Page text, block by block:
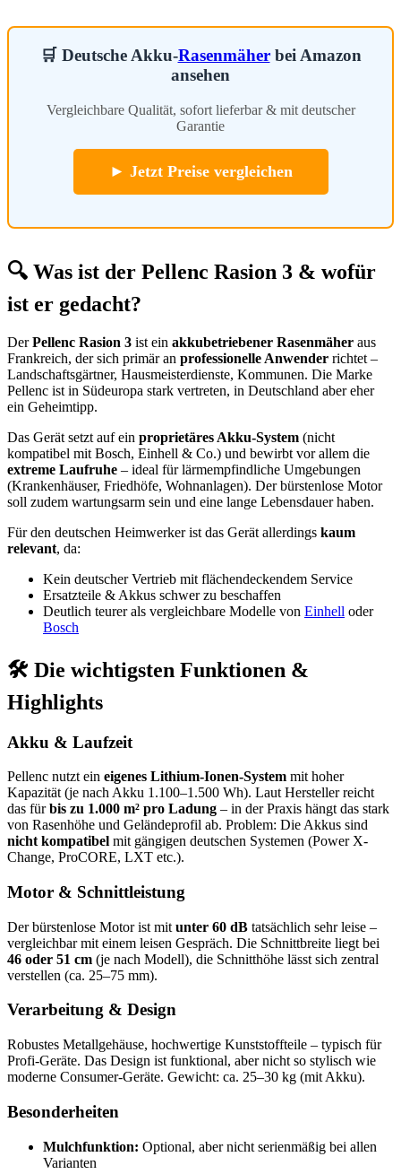
🛒 Deutsche Akku-Rasenmäherbei Amazon
ansehen
Vergleichbare Qualität, sofort lieferbar & mit deutscher
Garantie
► Jetzt Preise vergleichen
🔍 Was ist der Pellenc Rasion 3 & wofür
ist er gedacht?
DerPellenc Rasion 3 ist ein akkubetriebener Rasenmäher aus
Frankreich, der sich primär an professionelle Anwender richtet –
Landschaftsgärtner, Hausmeisterdienste, Kommunen. Die Marke
Pellenc ist in Südeuropa stark vertreten, in Deutschland aber eher
ein Geheimtipp.
Das Gerät setzt auf ein proprietäres Akku-System (nicht
kompatibel mit Bosch, Einhell & Co.) und bewirbt vor allem die
extreme Laufruhe – ideal für lärmempfindliche Umgebungen
(Krankenhäuser, Friedhöfe, Wohnanlagen). Der bürstenlose Motor
soll zudem wartungsarm sein und eine lange Lebensdauer haben.
Für den deutschen Heimwerker ist das Gerät allerdings kaum
relevant, da:
Kein deutscher Vertrieb mit flächendeckendem Service
Ersatzteile & Akkus schwer zu beschaffen
Deutlich teurer als vergleichbare Modelle von Einhell oder
Bosch
🛠 Die wichtigsten Funktionen &
Highlights
Akku & Laufzeit
Pellenc nutzt ein eigenes Lithium-Ionen-System mit hoher
Kapazität (je nach Akku 1.100–1.500 Wh). Laut Hersteller reicht
das fürbis zu 1.000 m² pro Ladung – in der Praxis hängt das stark
von Rasenhöhe und Geländeprofil ab. Problem: Die Akkus sind
nicht kompatibel mit gängigen deutschen Systemen (Power X-
Change, ProCORE, LXT etc.).
Motor & Schnittleistung
Der bürstenlose Motor ist mit unter 60 dB tatsächlich sehr leise –
vergleichbar mit einem leisen Gespräch. Die Schnittbreite liegt bei
46 oder 51 cm (je nach Modell), die Schnitthöhe lässt sich zentral
verstellen (ca. 25–75 mm).
Verarbeitung & Design
Robustes Metallgehäuse, hochwertige Kunststoffteile – typisch für
Profi-Geräte. Das Design ist funktional, aber nicht so stylisch wie
moderne Consumer-Geräte. Gewicht: ca. 25–30 kg (mit Akku).
Besonderheiten
Mulchfunktion: Optional, aber nicht serienmäßig bei allen
Varianten